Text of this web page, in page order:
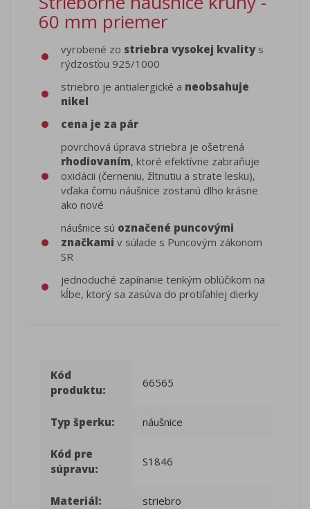
60 mm priemer
vyrobené zo striebra vysokej kvalitys
rýdzosťou 925/1000
striebro je antialergické a neobsahuje
nikel
cena je za pár
povrchová úprava striebra je ošetrená
rhodiovaním, ktoré efektívne zabraňuje
oxidácii (černeniu, žltnutiu a strate lesku),
vďaka čomu náušnice zostanú dlho krásne
ako nové
náušnice sú označené puncovými
značkami v súlade s Puncovým zákonom
SR
jednoduché zapínanie tenkým oblúčikom na
kĺbe, ktorý sa zasúva do protiľahlej dierky
Kód
produktu:
66565
Typ šperku: náušnice
Kód pre
súpravu:
S1846
Materiál: striebro